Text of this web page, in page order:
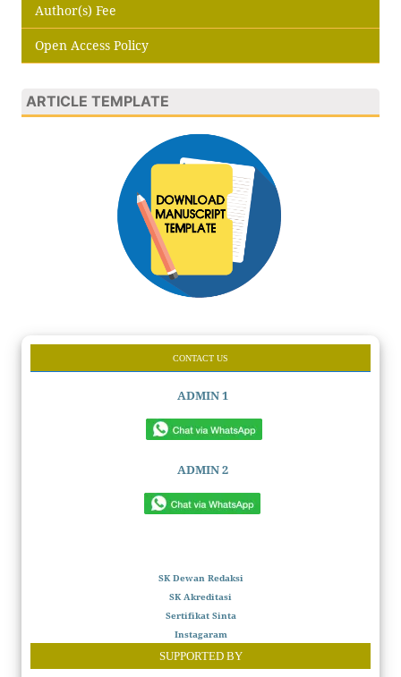
Author(s) Fee
Open Access Policy
ARTICLE TEMPLATE
CONTACT US
ADMIN 1
ADMIN 2
SK Dewan Redaksi
SK Akreditasi
Sertifikat Sinta
Instagaram
SUPPORTED BY